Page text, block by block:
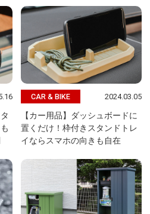
CAR & BIKE 2024.03.05
【カー用品】ダッシュボードに
置くだけ！枠付きスタンドトレ
イならスマホの向きも自在